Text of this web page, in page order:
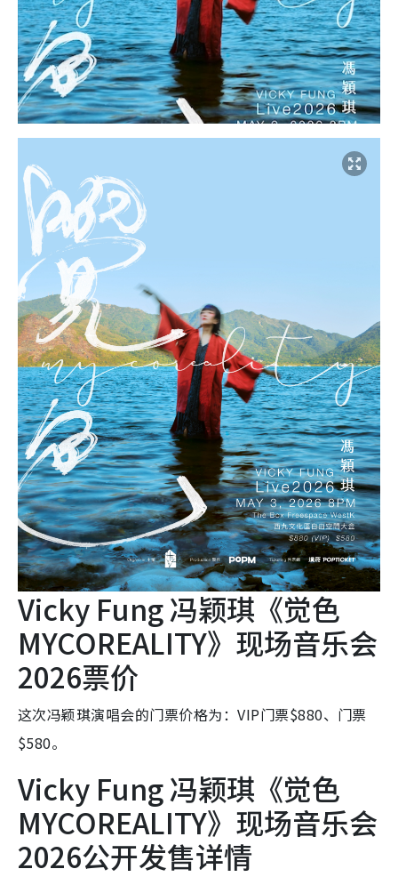
Vicky Fung 冯颖琪《觉色
MYCOREALITY》现场音乐会
2026票价
这次冯颖琪演唱会的门票价格为：VIP门票$880、门票
$580。
Vicky Fung 冯颖琪《觉色
MYCOREALITY》现场音乐会
2026公开发售详情